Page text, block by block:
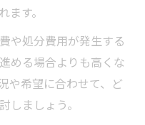
す。
や処分費用が発生する
める場合よりも高くな
や希望に合わせて、ど
しましょう。